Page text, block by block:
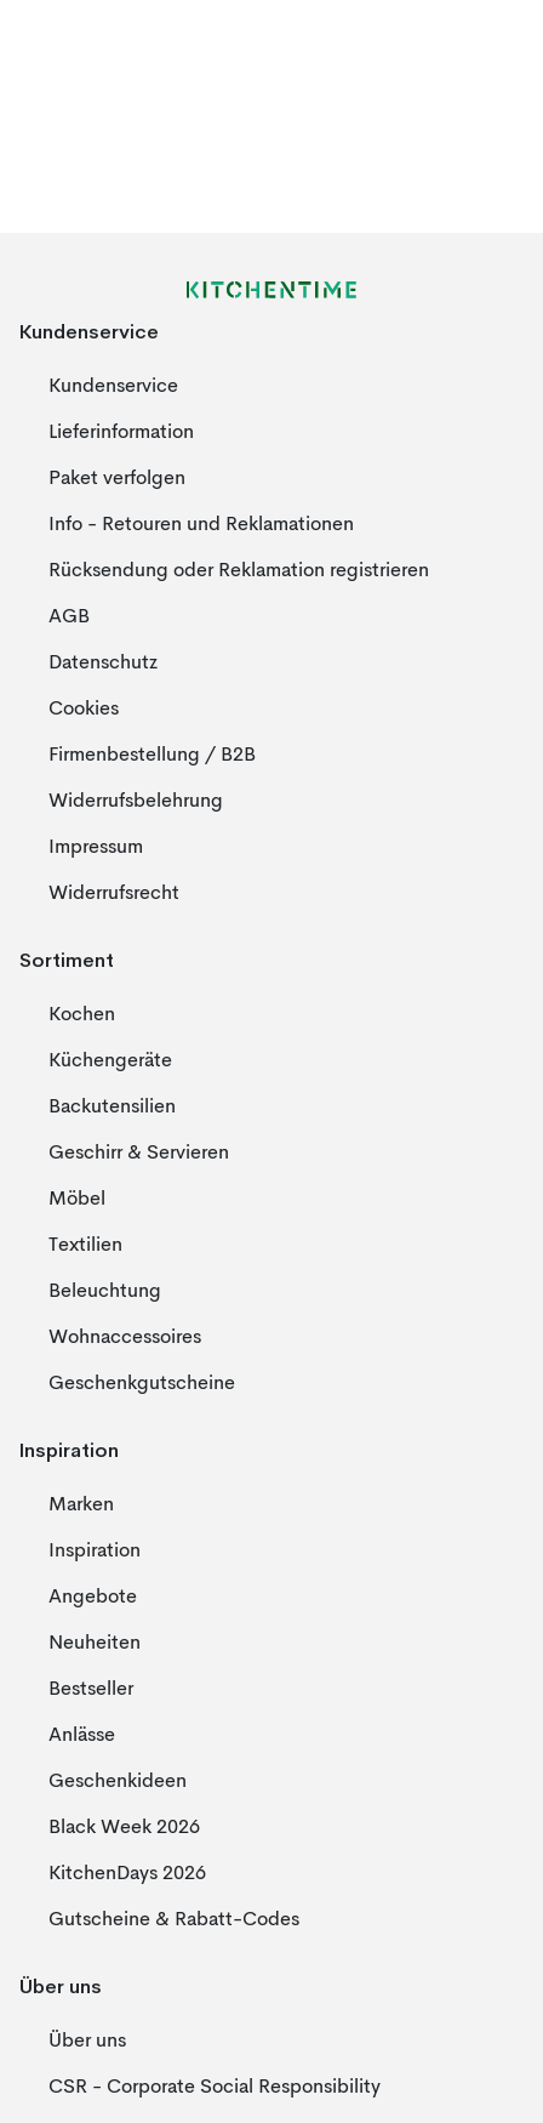
Kundenservice
Kundenservice
Lieferinformation
Paket verfolgen
Info - Retouren und Reklamationen
Rücksendung oder Reklamation registrieren
AGB
Datenschutz
Cookies
Firmenbestellung / B2B
Widerrufsbelehrung
Impressum
Widerrufsrecht
Sortiment
Kochen
Küchengeräte
Backutensilien
Geschirr & Servieren
Möbel
Textilien
Beleuchtung
Wohnaccessoires
Geschenkgutscheine
Inspiration
Marken
Inspiration
Angebote
Neuheiten
Bestseller
Anlässe
Geschenkideen
Black Week 2026
KitchenDays 2026
Gutscheine & Rabatt-Codes
Über uns
Über uns
CSR - Corporate Social Responsibility